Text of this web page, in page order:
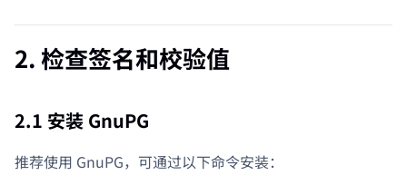
2. 检查签名和校验值
2.1 安装 GnuPG
推荐使用 GnuPG，可通过以下命令安装：